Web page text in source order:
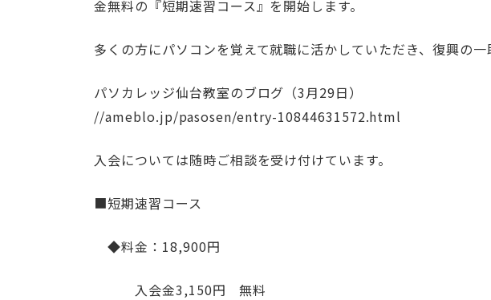
金無料の『短期速習コース』を開始します。
多くの方にパソコンを覚えて就職に活かしていただき、復興の一
パソカレッジ仙台教室のブログ（3月29日）
//ameblo.jp/pasosen/entry-10844631572.html
入会については随時ご相談を受け付けています。
■短期速習コース
◆料金：18,900円
入会金3,150円 無料